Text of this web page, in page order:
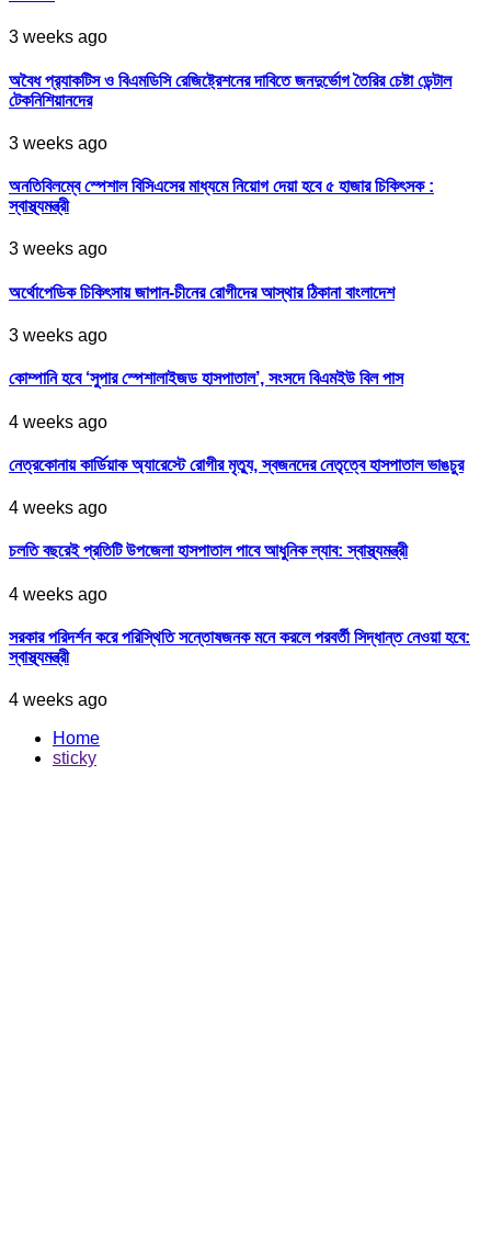
3 weeks ago
অবৈধ প্র‍্যাকটিস ও বিএমডিসি রেজিষ্ট্রেশনের দাবিতে জনদুর্ভোগ তৈরির চেষ্টা ডেন্টাল
টেকনিশিয়ানদের
3 weeks ago
অনতিবিলম্বে স্পেশাল বিসিএসের মাধ্যমে নিয়োগ দেয়া হবে ৫ হাজার চিকিৎসক :
স্বাস্থ্যমন্ত্রী
3 weeks ago
অর্থোপেডিক চিকিৎসায় জাপান-চীনের রোগীদের আস্থার ঠিকানা বাংলাদেশ
3 weeks ago
কোম্পানি হবে ‘সুপার স্পেশালাইজড হাসপাতাল’, সংসদে বিএমইউ বিল পাস
4 weeks ago
নেত্রকোনায় কার্ডিয়াক অ্যারেস্টে রোগীর মৃত্যু, স্বজনদের নেতৃত্বে হাসপাতাল ভাঙচুর
4 weeks ago
চলতি বছরেই প্রতিটি উপজেলা হাসপাতাল পাবে আধুনিক ল্যাব: স্বাস্থ্যমন্ত্রী
4 weeks ago
সরকার পরিদর্শন করে পরিস্থিতি সন্তোষজনক মনে করলে পরবর্তী সিদ্ধান্ত নেওয়া হবে:
স্বাস্থ্যমন্ত্রী
4 weeks ago
Home
sticky